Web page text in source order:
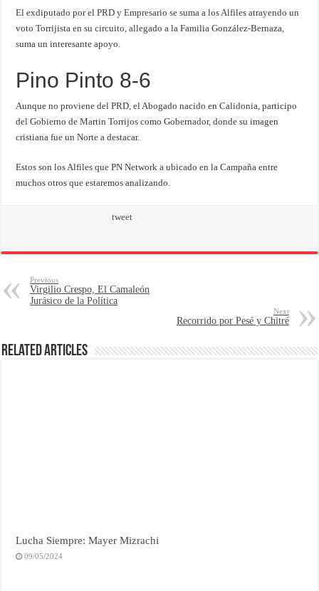
El exdiputado por el PRD y Empresario se suma a los Alfiles atrayendo un
voto Torrijista en su circuito, allegado a la Familia González-Bernaza,
suma un interesante apoyo.
Pino Pinto 8-6
Aunque no proviene del PRD, el Abogado nacido en Calidonia, participo
del Gobierno de Martin Torrijos como Gobernador, donde su imagen
cristiana fue un Norte a destacar.
Estos son los Alfiles que PN Network a ubicado en la Campaña entre
muchos otros que estaremos analizando.
tweet
Previous
Virgilio Crespo, El Camaleón
Jurásico de la Política
Next
Recorrido por Pesé y Chitré
Related Articles
Lucha Siempre: Mayer Mizrachi
09/05/2024